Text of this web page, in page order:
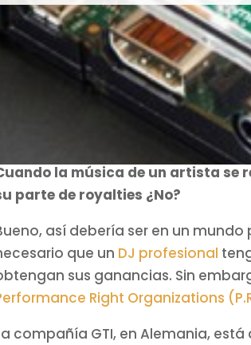
la música de un artista se
parte de royalties ¿No?
así debería ser en un
que un DJ profesional
sus ganancias. Sin
Right Organizations
compañía GTI, en Alemania,